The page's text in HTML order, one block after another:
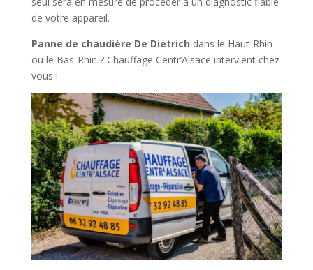
de votre appareil.
Panne de chaudière De Dietrich dans le Haut-Rhin
ou le Bas-Rhin ? Chauffage Centr’Alsace intervient chez
vous !